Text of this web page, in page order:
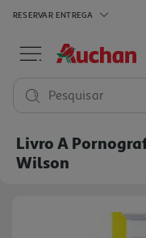
RESERVAR ENTREGA
Pesquisar
Livro A
Wilson